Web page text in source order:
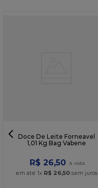
Doce De Leite Forneavel
1,01 Kg Bag Vabene
R$ 26,50
em até 1x R$ 26,50sem juros